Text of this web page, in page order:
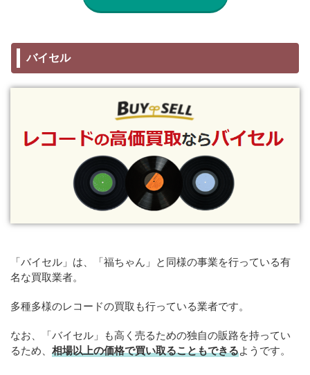
バイセル
「バイセル」は、「福ちゃん」と同様の事業を行っている有
名な買取業者。
多種多様のレコードの買取も行っている業者です。
なお、「バイセル」も高く売るための独自の販路を持ってい
るため、 相場以上の価格で買い取ることもできるようです。